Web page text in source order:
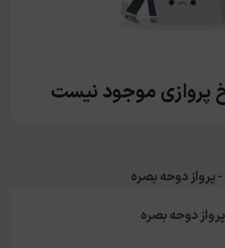
پروازی موجود نیست
پرواز دوحه بصره
پرواز دوحه بصره